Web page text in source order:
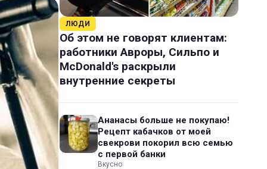
ЛЮДИ
Об этом не говорят клиентам:
работники Авроры, Сильпо и
McDonald's раскрыли
внутренние секреты
Ананасы больше не покупаю!
Рецепт кабачков от моей
свекрови покорил всю семью
с первой банки
Вкусно